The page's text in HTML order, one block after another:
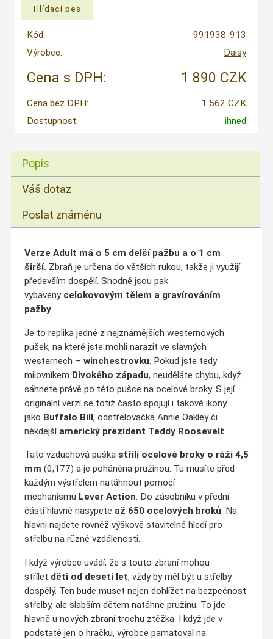
Kód:
991938-913
Výrobce:
Daisy
Cena s DPH: 1 890 CZK
Cena bez DPH:
1 562 CZK
Dostupnost:
ihned
Popis
Váš dotaz
Poslat známénu
Verze Adult má o 5 cm delší pažbu a o 1 cm
širší. Zbraň je určena do větších rukou, takže ji využijí
především dospělí. Shodně jsou pak
vybaveny celokovovým tělem a gravírováním
pažby.
Je to replika jedné z nejznámějších westernových
pušek, na které jste mohli narazit ve slavných
westernech – winchestrovku. Pokud jste tedy
milovníkem Divokého západu, neuděláte chybu, když
sáhnete právě po této pušce na ocelové broky. S její
originální verzí se totiž často spojují i takové ikony
jako Buffalo Bill, odstřelovačka Annie Oakley či
někdejší americký prezident Teddy Roosevelt.
Tato vzduchová puška střílí ocelové broky o ráži 4,5
mm (0,177) a je poháněna pružinou. Tu musíte před
každým výstřelem natáhnout pomocí
mechanismu Lever Action. Do zásobníku v přední
části hlavně nasypete až 650 ocelových broků. Na
hlavni najdete rovněž výškově stavitelné hledí pro
střelbu na různé vzdálenosti.
I když výrobce uvádí, že s touto zbraní mohou
střílet děti od deseti let, vždy by měl být u střelby
dospělý. Ten bude muset nejen dohlížet na bezpečnost
střelby, ale slabším dětem natáhne pružinu. To jde
hlavně u nových zbraní trochu ztěžka. I když jde v
podstatě jen o hračku, výrobce pamatoval na